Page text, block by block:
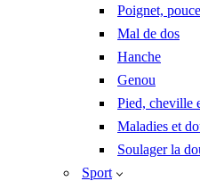
Poignet,
Mal de dos
Hanche
Genou
Pied, cheville
Maladies et
Soulager la
Sport